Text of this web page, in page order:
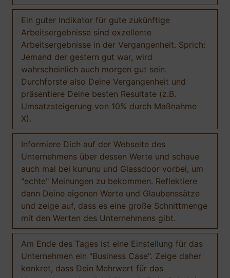
Ein guter Indikator für gute zukünftige
Arbeitsergebnisse sind exzellente
Arbeitsergebnisse in der Vergangenheit. Sprich:
Jemand der gestern gut war, wird
wahrscheinlich auch morgen gut sein.
Durchforste also Deine Vergangenheit und
präsentiere Deine besten Resultate (z.B.
Umsatzsteigerung von 10% durch Maßnahme
X).
Informiere Dich auf der Webseite des
Unternehmens über dessen Werte und schaue
auch mal bei kununu und Glassdoor vorbei, um
"echte" Meinungen zu bekommen. Reflektiere
dann Deine eigenen Werte und Glaubenssätze
und zeige auf, dass es eine große Schnittmenge
mit den Werten des Unternehmens gibt.
Am Ende des Tages ist eine Einstellung für das
Unternehmen ein "Business Case". Zeige daher
konkret, dass Dein Mehrwert für das